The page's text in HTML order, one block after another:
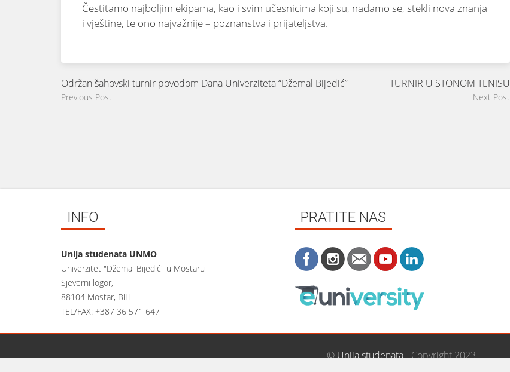
Čestitamo najboljim ekipama, kao i svim učesnicima koji su, nadamo se, stekli nova znanja
i vještine, te ono najvažnije – poznanstva i prijateljstva.
Održan šahovski turnir povodom Dana Univerziteta “Džemal Bijedić”
Previous Post
TURNIR U STONOM TENISU
Next Post
INFO
Unija studenata UNMO
Univerzitet "Džemal Bijedić" u Mostaru
Sjeverni logor,
88104 Mostar, BiH
TEL/FAX: +387 36 571 647
PRATITE NAS
©Unija studenata- Copyright 2023.